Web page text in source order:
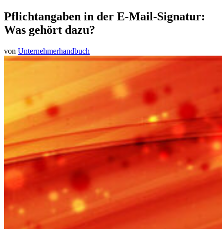
Pflichtangaben in der E-Mail-Signatur:
Was gehört dazu?
von Unternehmerhandbuch